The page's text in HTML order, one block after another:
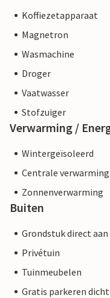
Koffiezetapparaat
Magnetron
Wasmachine
Droger
Vaatwasser
Stofzuiger
Verwarming /
Wintergeïsoleerd
Centrale verwarming
Zonnenverwarming
Buiten
Grondstuk direct
Privétuin
Tuinmeubelen
Gratis parkeren